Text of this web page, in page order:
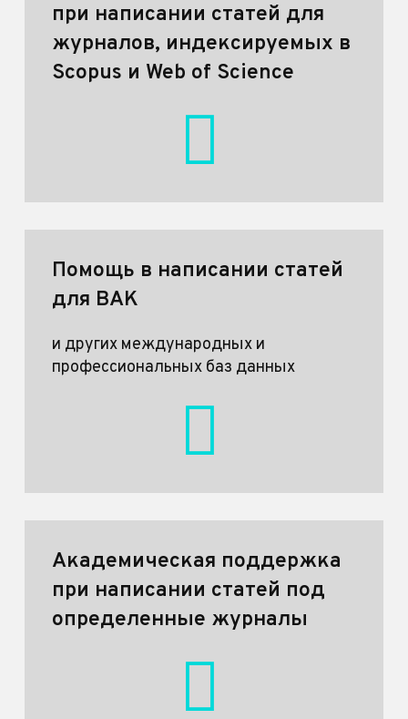
при написании статей для
журналов, индексируемых в
Scopus и Web of Science
Помощь в написании статей
для ВАК
и других международных и
профессиональных баз данных
Академическая поддержка
при написании статей под
определенные журналы